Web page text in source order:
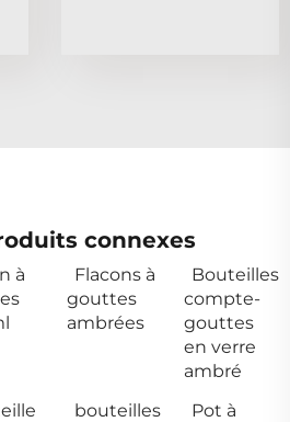
connexes
à
Flacons à
gouttes
ambrées
Bouteilles
compte-
gouttes
en verre
ambré
bouteilles
Pot à